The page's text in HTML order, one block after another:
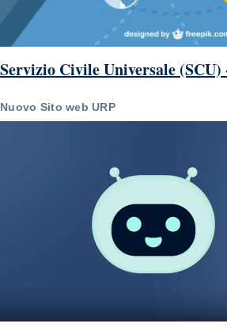
Servizio Civile Universale (SCU)
Nuovo Sito web URP